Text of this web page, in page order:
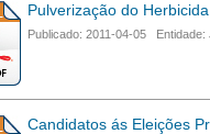
Pulverização do
Publicado: 2011-04-05 Entidade:
Candidatos ás Eleições